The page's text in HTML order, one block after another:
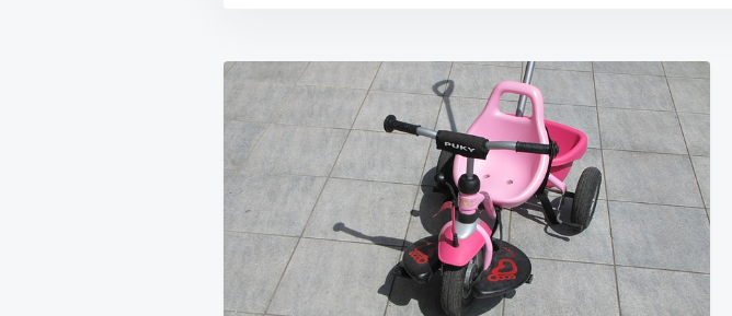
Navigace
pro
příspěvek